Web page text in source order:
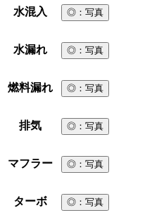
水混入 ◎ ：写真
水漏れ ◎ ：写真
燃料漏れ ◎ ：写真
排気 ◎ ：写真
マフラー ◎ ：写真
ターボ ◎ ：写真